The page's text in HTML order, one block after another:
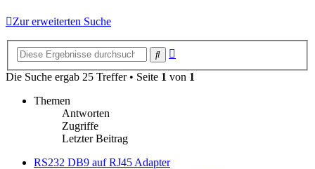
Zur erweiterten Suche
Suche
Die Suche ergab 25 Treffer • Seite 1 von 1
Themen
Antworten
Zugriffe
Letzter Beitrag
RS232 DB9 auf RJ45 Adapter